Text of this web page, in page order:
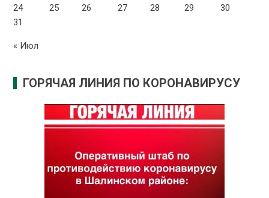
24
25 26 27 28 29
30
31
« Июл
ГОРЯЧАЯ ЛИНИЯ ПО КОРОНАВИРУСУ